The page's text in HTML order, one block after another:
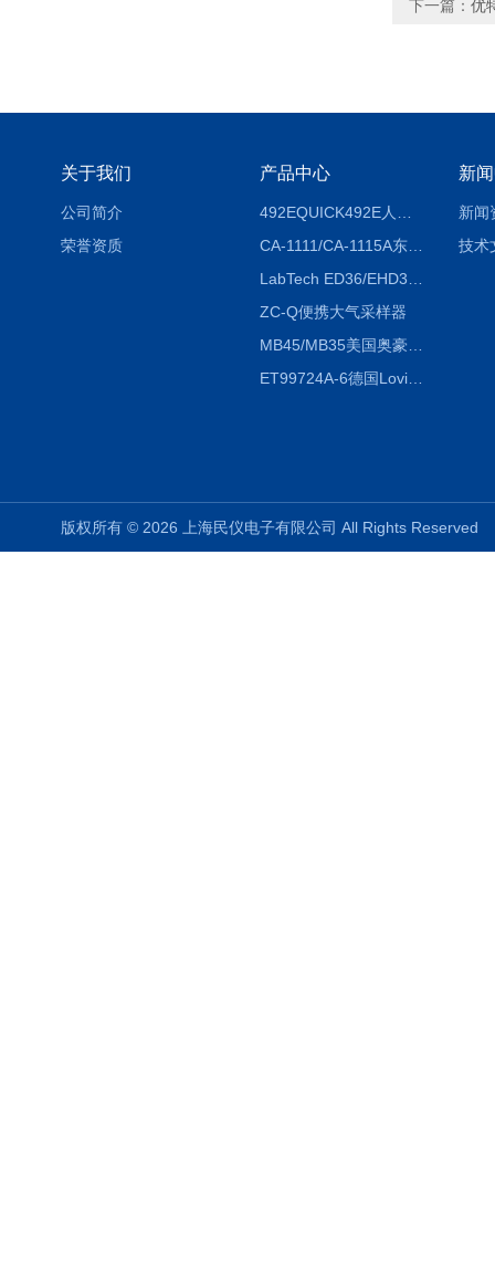
下一篇： 优
关于我们
公司简介
荣誉资质
产品中心
CA-1111/CA-1115A东京理化EYELA CA-1111/CA-1115A冷却水循环装置
ZC-Q便携大气采样器
MB45/MB35美国奥豪斯OHAUS MB45/MB35卤素红外水分测定仪
ET99724A-6德国Lovibond ET99724A-6微电脑BOD测定仪
新
新闻
技术
版权所有 © 2026 上海民仪电子有限公司 All Rights